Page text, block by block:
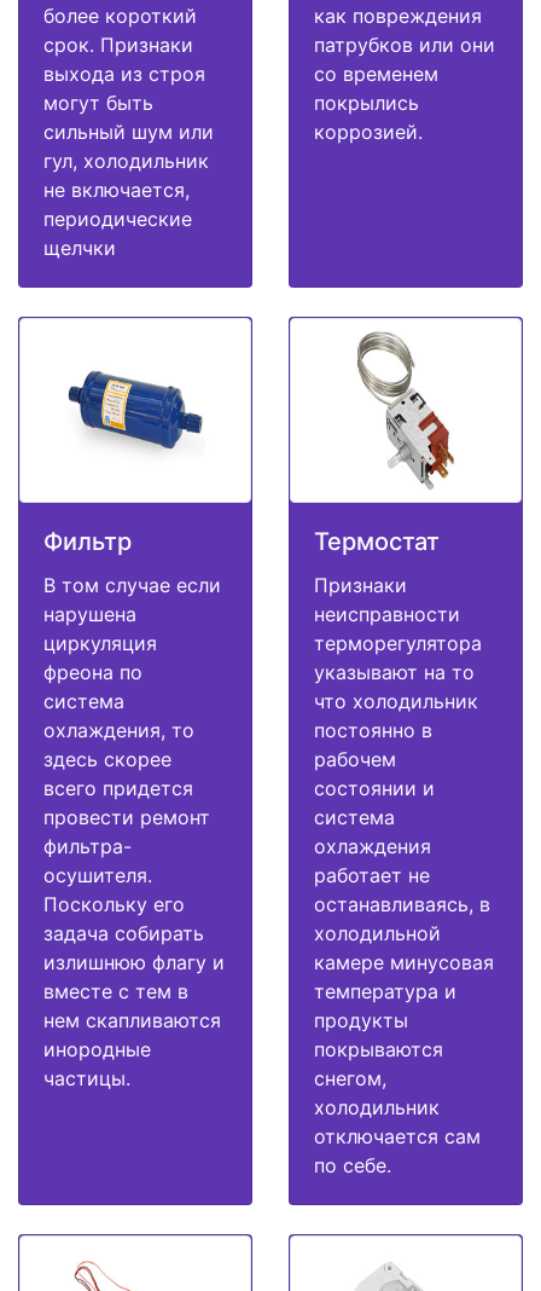
более короткий
срок. Признаки
выхода из строя
могут быть
сильный шум или
гул, холодильник
не включается,
периодические
щелчки
как повреждения
патрубков или они
со временем
покрылись
коррозией.
Фильтр
В том случае если
нарушена
циркуляция
фреона по
система
охлаждения, то
здесь скорее
всего придется
провести ремонт
фильтра-
осушителя.
Поскольку его
задача собирать
излишнюю флагу и
вместе с тем в
нем скапливаются
инородные
частицы.
Термостат
Признаки
неисправности
терморегулятора
указывают на то
что холодильник
постоянно в
рабочем
состоянии и
система
охлаждения
работает не
останавливаясь, в
холодильной
камере минусовая
температура и
продукты
покрываются
снегом,
холодильник
отключается сам
по себе.